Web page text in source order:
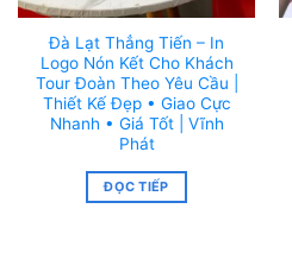
Đà Lạt Thẳng Tiến – In
Logo Nón Kết Cho Khách
Tour Đoàn Theo Yêu Cầu |
Thiết Kế Đẹp • Giao Cực
Nhanh • Giá Tốt | Vĩnh
Phát
ĐỌC TIẾP